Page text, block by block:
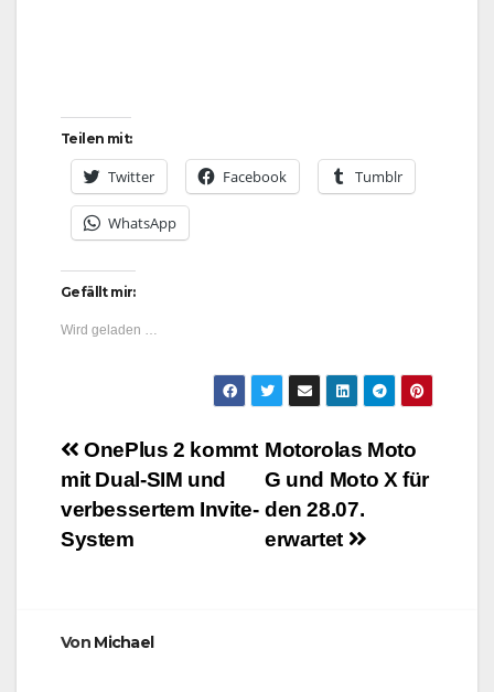
Teilen mit:
Twitter Facebook Tumblr
WhatsApp
Gefällt mir:
Wird geladen …
Beitragsnavigation
Motorolas Moto
G und Moto X für
den 28.07.
erwartet
OnePlus 2 kommt
mit Dual-SIM und
verbessertem Invite-
System
Von Michael